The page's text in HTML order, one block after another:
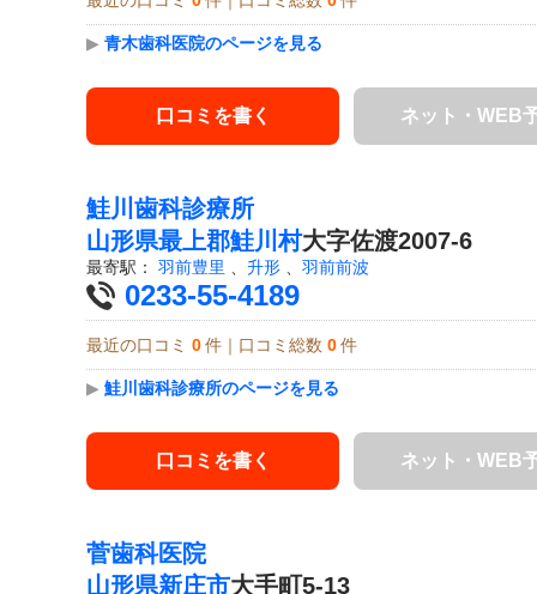
▶ 青木歯科医院のページを見る
口コミを書く ネット・WEB
鮭川歯科診療所
山形県最上郡鮭川村大字佐渡2007-6
最寄駅： 羽前豊里 升形 羽前前波
0233-55-4189
最近の口コミ 0 件｜口コミ総数 0 件
▶ 鮭川歯科診療所のページを見る
口コミを書く ネット・WEB
菅歯科医院
山形県新庄市大手町5-13